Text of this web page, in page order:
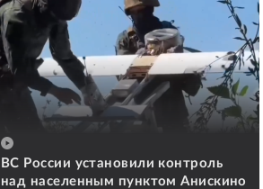
ВС России установили контроль
над населенным пунктом Анискино